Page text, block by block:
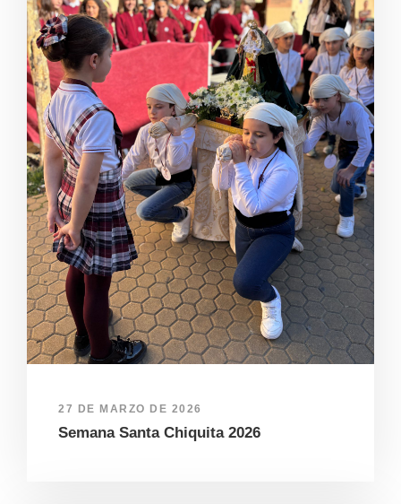
27 DE MARZO DE 2026
Semana Santa Chiquita 2026